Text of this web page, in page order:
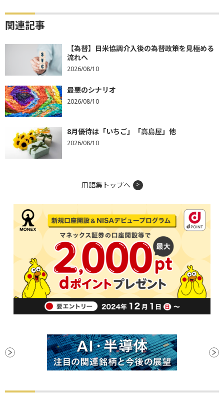
関連記事
【為替】日米協調介入後の為替政策を見極める
流れへ
2026/08/10
最悪のシナリオ
2026/08/10
8月優待は「いちご」「高島屋」他
2026/08/10
用語集トップへ